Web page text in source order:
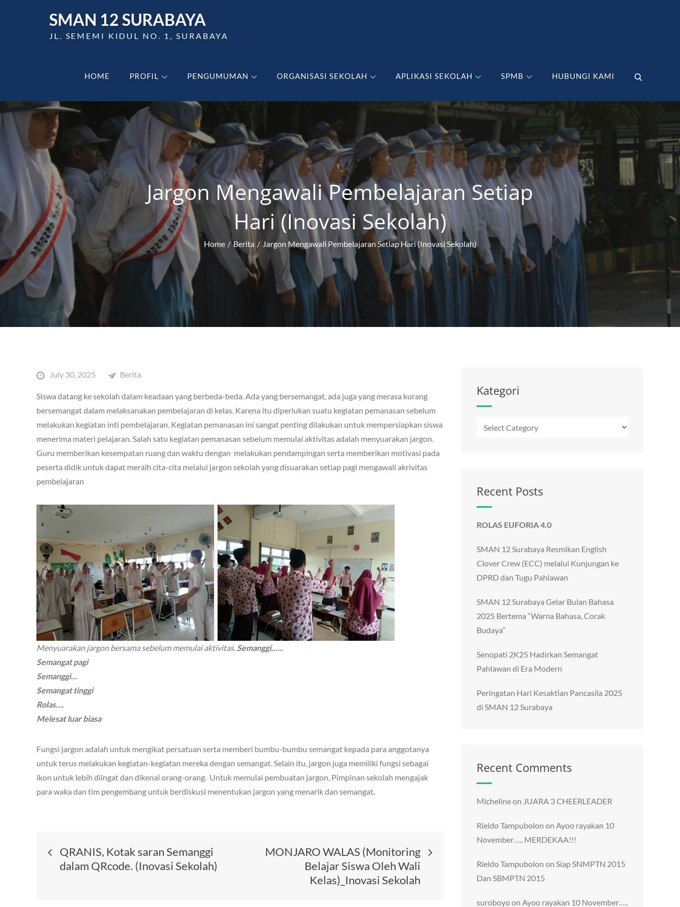
SMAN 12 SURABAYA
JL. SEMEMI KIDUL NO. 1, SURABAYA
HOME PROFIL PENGUMUMAN ORGANISASI SEKOLAH APLIKASI SEKOLAH SPMB HUBUNGI KAMI
Jargon Mengawali Pembelajaran Setiap
Hari (Inovasi Sekolah)
Home Berita Jargon Mengawali Pembelajaran Setiap Hari (Inovasi Sekolah)
PostedJuly 30, 2025 Berita
Siswa datang ke sekolah dalam keadaan yang berbeda-beda. Ada yang bersemangat, ada juga yang merasa kurang
bersemangat dalam melaksanakan pembelajaran di kelas. Karena itu diperlukan suatu kegiatan pemanasan sebelum
melakukan kegiatan inti pembelajaran. Kegiatan pemanasan ini sangat penting dilakukan untuk mempersiapkan siswa
menerima materi pelajaran. Salah satu kegiatan pemanasan sebelum memulai aktivitas adalah menyuarakan jargon.
Guru memberikan kesempatan ruang dan waktu dengan melakukan pendampingan serta memberikan motivasi pada
peserta didik untuk dapat meraih cita-cita melalui jargon sekolah yang disuarakan setiap pagi mengawali akrivitas
pembelajaran
Menyuarakan jargon bersama sebelum memulai aktivitas. Semanggi,…..
Semangat pagi
Semanggi…
Semangat tinggi
Rolas….
Melesat luar biasa
Fungsi jargon adalah untuk mengikat persatuan serta memberi bumbu-bumbu semangat kepada para anggotanya
untuk terus melakukan kegiatan-kegiatan mereka dengan semangat. Selain itu, jargon juga memiliki fungsi sebagai
ikon untuk lebih diingat dan dikenal orang-orang. Untuk memulai pembuatan jargon, Pimpinan sekolah mengajak
para waka dan tim pengembang untuk berdiskusi menentukan jargon yang menarik dan semangat.
Post
navigation
QRANIS, Kotak saran Semanggi
dalam QRcode. (Inovasi Sekolah)
MONJARO WALAS (Monitoring
Belajar Siswa Oleh Wali
Kelas)_Inovasi Sekolah
Kategori
Kategori
Recent Posts
ROLAS EUFORIA 4.0
SMAN 12 Surabaya Resmikan English
Clover Crew (ECC) melalui Kunjungan ke
DPRD dan Tugu Pahlawan
SMAN 12 Surabaya Gelar Bulan Bahasa
2025 Bertema “Warna Bahasa, Corak
Budaya”
Senopati 2K25 Hadirkan Semangat
Pahlawan di Era Modern
Peringatan Hari Kesaktian Pancasila 2025
di SMAN 12 Surabaya
Recent Comments
Michelineon JUARA 3 CHEERLEADER
Rieldo Tampubolon on Ayoo rayakan 10
November….. MERDEKAA!!!
Rieldo Tampubolon on Siap SNMPTN 2015
Dan SBMPTN 2015
suroboyoon Ayoo rayakan 10 November…..